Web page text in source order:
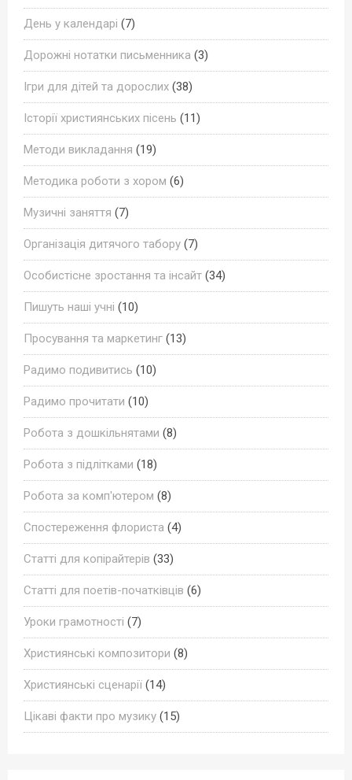
День у календарі (7)
Дорожні нотатки письменника (3)
Ігри для дітей та дорослих (38)
Історії християнських пісень (11)
Методи викладання (19)
Методика роботи з хором (6)
Музичні заняття (7)
Організація дитячого табору (7)
Особистісне зростання та інсайт (34)
Пишуть наші учні (10)
Просування та маркетинг (13)
Радимо подивитись (10)
Радимо прочитати (10)
Робота з дошкільнятами (8)
Робота з підлітками (18)
Робота за комп'ютером (8)
Спостереження флориста (4)
Статті для копірайтерів (33)
Статті для поетів-початківців (6)
Уроки грамотності (7)
Християнські композитори (8)
Християнські сценарії (14)
Цікаві факти про музику (15)